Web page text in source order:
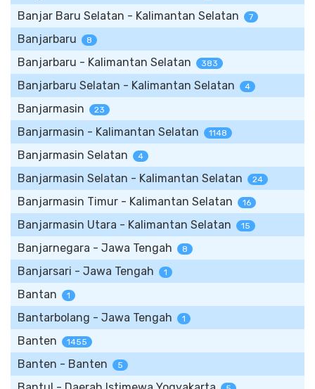
Banjar Baru Selatan - Kalimantan Selatan 7
Banjarbaru 8
Banjarbaru - Kalimantan Selatan 383
Banjarbaru Selatan - Kalimantan Selatan 4
Banjarmasin 23
Banjarmasin - Kalimantan Selatan 1148
Banjarmasin Selatan 4
Banjarmasin Selatan - Kalimantan Selatan 24
Banjarmasin Timur - Kalimantan Selatan 16
Banjarmasin Utara - Kalimantan Selatan 15
Banjarnegara - Jawa Tengah 8
Banjarsari - Jawa Tengah 1
Bantan 1
Bantarbolang - Jawa Tengah 1
Banten 1455
Banten - Banten 5